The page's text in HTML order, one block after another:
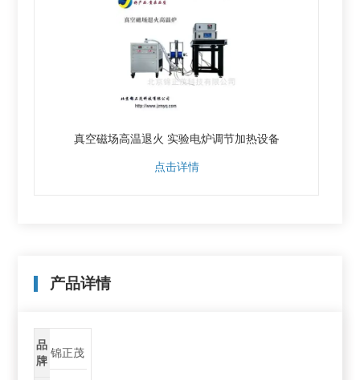
真空磁场高温退火 实验电炉调节加热设备
点击详情
产品详情
品
牌
锦正茂